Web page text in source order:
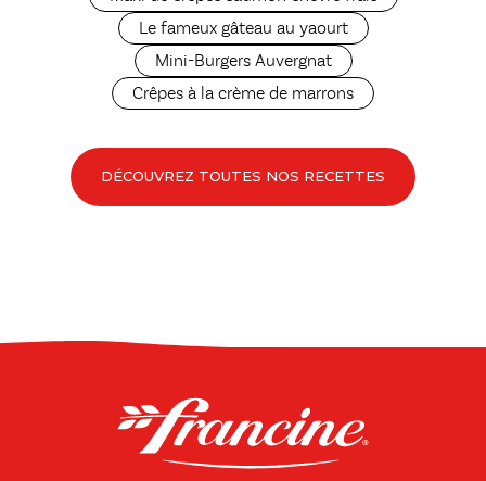
Le fameux gâteau au yaourt
Mini-Burgers Auvergnat
Crêpes à la crème de marrons
DÉCOUVREZ TOUTES NOS RECETTES